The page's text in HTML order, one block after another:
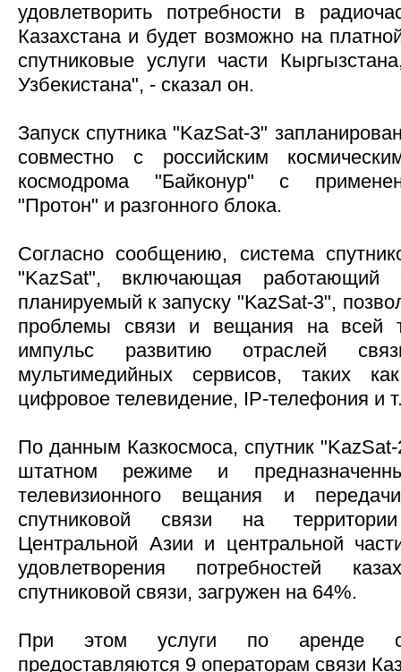
удовлетворить потребности в
Казахстана и будет возможно на
спутниковые услуги части
Узбекистана", - сказал он.
Запуск спутника "KazSat-3"
совместно с российским
космодрома "Байконур" с
"Протон" и разгонного блока.
Согласно сообщению, система
"KazSat", включающая работающий
планируемый к запуску "KazSat-3",
проблемы связи и вещания на всей
импульс развитию отраслей
мультимедийных сервисов, таких
цифровое телевидение, IP-телефония и
По данным Казкосмоса, спутник
штатном режиме и
телевизионного вещания и
спутниковой связи на
Центральной Азии и центральной
удовлетворения потребностей
спутниковой связи, загружен на 64%.
При этом услуги по аренде
предоставляются 9 операторам связи